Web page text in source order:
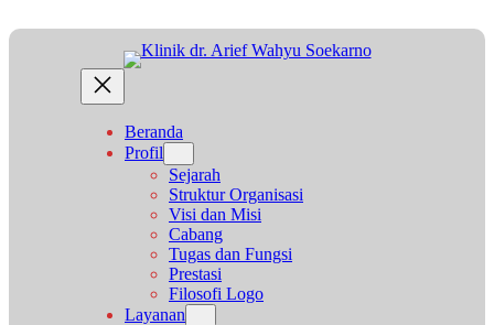
ke
Beranda
Profil
Sejarah
Struktur Organisasi
Visi dan Misi
Cabang
Tugas dan Fungsi
Prestasi
Filosofi Logo
Layanan